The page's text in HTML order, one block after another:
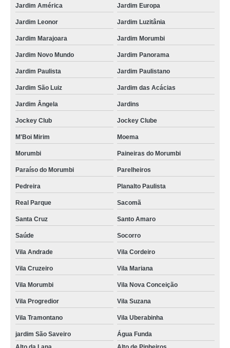
orçamento de porta crachá transparente Louveira
porta crachá rígido valor Parque São Lucas
lojas de porta crachá conjugado Ribeirão Pires
orçamento de porta crachá rígido Artur Alvim
porta crachá plástico valor Araraquara
porta crachá conjugado Jardim São Paulo
lojas de porta crachá retrátil Santa Isabel
porta crachá de plástico Santa Isabel
lojas de porta crachá plástico Embu das Artes
porta crachá retrátil Ribeirão Pires
orçamento de porta crachá retrátil Osasco
porta crachá transparente Salesópolis
porta crachás rígido São Miguel Paulista
porta crachá conjugado valor M'Boi Mirim
orçamento de porta crachá Vila Gustavo
orçamento de porta crachá transparente Jardim Marajoara
porta crachá retrátil valor Vila Curuçá
porta crachás rígido Cidade Dutra
Jardim América Jardim Europa
Jardim Leonor Jardim Luzitânia
Jardim Marajoara Jardim Morumbi
Jardim Novo Mundo Jardim Panorama
Jardim Paulista Jardim Paulistano
Jardim São Luiz Jardim das Acácias
Jardim Ângela Jardins
Jockey Club Jockey Clube
M'Boi Mirim Moema
Morumbi Paineiras do Morumbi
Paraíso do Morumbi Parelheiros
Pedreira Planalto Paulista
Real Parque Sacomã
Santa Cruz Santo Amaro
Saúde Socorro
Vila Andrade Vila Cordeiro
Vila Cruzeiro Vila Mariana
Vila Morumbi Vila Nova Conceição
Vila Progredior Vila Suzana
Vila Tramontano Vila Uberabinha
jardim São Saveiro
Água Funda